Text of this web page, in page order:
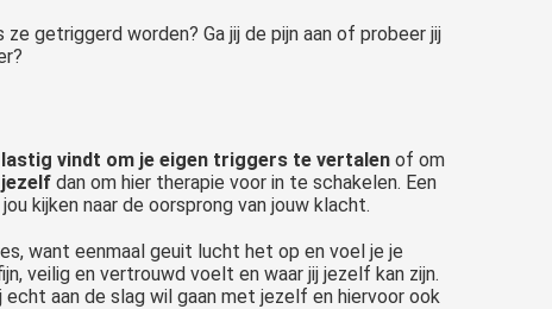
getriggerd worden? Ga jij de pijn aan of probeer jij
lastig vindt om je eigen triggers te vertalen of om
dan om hier therapie voor in te schakelen. Een
kijken naar de oorsprong van jouw klacht.
want eenmaal geuit lucht het op en voel je je
veilig en vertrouwd voelt en waar jij jezelf kan zijn.
aan de slag wil gaan met jezelf en hiervoor ook